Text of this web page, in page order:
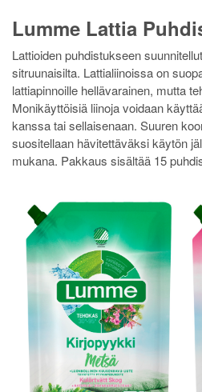
Lumme Lattia
Lattioiden puhdistukseen
sitruunaisilta. Lattialiinoissa on
lattiapinnoille hellävarainen, mutta
Monikäyttöisiä liinoja voidaan
kanssa tai sellaisenaan. Suuren
suositellaan hävitettäväksi käytön
mukana. Pakkaus sisältää 15